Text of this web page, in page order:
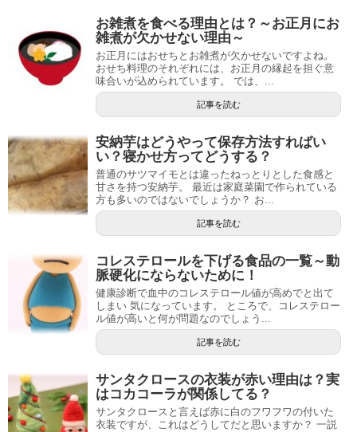
お雑煮を食べる理由とは？～お正月にお
雑煮が欠かせない理由～
お正月にはおせちとお雑煮が欠かせないですよね。
おせち料理のそれぞれには、お正月の縁起を担ぐ意
味合いが込められています。 では、...
記事を読む
安納芋はどうやって保存方法すればい
い？寝かせ方ってどうする？
普通のサツマイモとは違ったねっとりとした食感と
甘さを持つ安納芋。 最近は家庭菜園で作られている
方も多いのではないでしょうか？ お...
記事を読む
コレステロールを下げる食品の一覧～動
脈硬化にならないために！
健康診断で血中のコレステロール値が高めでと出て
しまい 気になっています。 ところで、コレステロー
ル値が高いと何が問題なのでしょう...
記事を読む
サンタクロースの衣装が赤い理由は？実
はコカコーラが関係してる？
サンタクロースと言えば赤に白のフワフワの付いた
衣装ですが、これはどうしてだと思いますか？ 一説